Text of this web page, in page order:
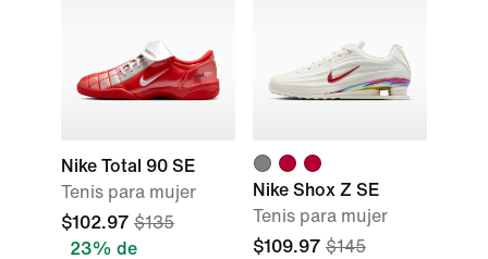
Nike Total 90 SE
Tenis para mujer
$102.97 $135
23% de
Nike Shox Z SE
Tenis para mujer
$109.97 $145